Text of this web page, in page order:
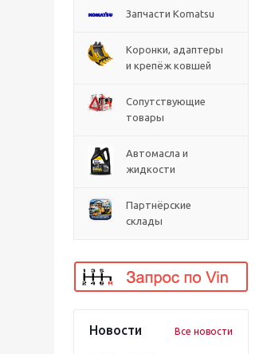
Запчасти Komatsu
Коронки, адаптеры
и крепёж ковшей
Сопутствующие
товары
Автомасла и
жидкости
Партнёрские
склады
Новости Все новости